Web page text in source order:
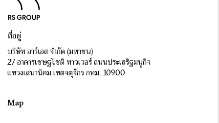
ที่อยู่
บริษัท อาร์เอส จำกัด (มหาชน)
27 อาคารเชษฐโชติ ทาวเวอร์ ถนนประเสริฐมนูกิจ
แขวงเสนานิคม เขตจตุจักร กทม. 10900
Map